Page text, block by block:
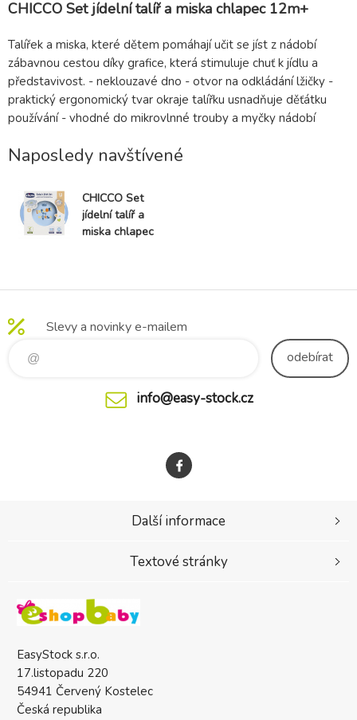
CHICCO Set jídelní talíř a miska chlapec 12m+
Talířek a miska, které dětem pomáhají učit se jíst z nádobí
zábavnou cestou díky grafice, která stimuluje chuť k jídlu a
představivost. - neklouzavé dno - otvor na odkládání lžičky -
praktický ergonomický tvar okraje talířku usnadňuje děťátku
používání - vhodné do mikrovlnné trouby a myčky nádobí
Naposledy navštívené
CHICCO Set
jídelní talíř a
miska chlapec
Slevy a novinky e-mailem
odebírat
info@easy-stock.cz
EasyStock s.r.o.
17.listopadu 220
54941 Červený Kostelec
Česká republika
Další informace
Textové stránky